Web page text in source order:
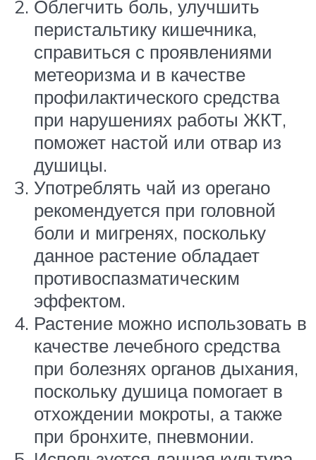
Облегчить боль, улучшить
перистальтику кишечника,
справиться с проявлениями
метеоризма и в качестве
профилактического средства
при нарушениях работы ЖКТ,
поможет настой или отвар из
душицы.
Употреблять чай из орегано
рекомендуется при головной
боли и мигренях, поскольку
данное растение обладает
противоспазматическим
эффектом.
Растение можно использовать в
качестве лечебного средства
при болезнях органов дыхания,
поскольку душица помогает в
отхождении мокроты, а также
при бронхите, пневмонии.